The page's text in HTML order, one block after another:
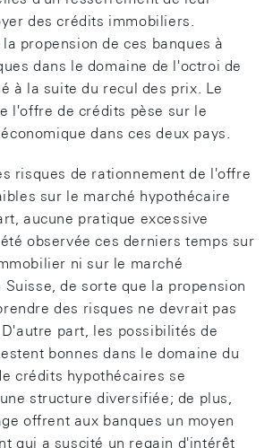
des crédits immobiliers.
propension de ces banques à
dans le domaine de l'octroi de
à la suite du recul des prix. Le
l'offre de crédits pèse sur le
dans ces deux pays.
risques de rationnement de l'offre
sur le marché hypothécaire
aucune pratique excessive
observée ces derniers temps sur
ni sur le marché
Suisse, de sorte que la propension
des risques ne devrait pas
part, les possibilités de
bonnes dans le domaine du
crédits hypothécaires se
structure diversifiée; de plus,
offrent aux banques un moyen
qui a suscité un regain d'intérêt